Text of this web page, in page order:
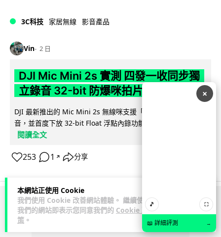
本網站正使用 Cookie
我們使用 Cookie 改善網站體驗。 繼續使用
我們的網站即表示您同意我們的 Cookie 政
策 。
3C科技 家居無線 影音產品
Vin 2 日
DJI Mic Mini 2s 實測 四發一收同步獨
立錄音 32-bit 防爆咪拍片必備
DJI 最新推出的 Mic Mini 2s 無線咪支援「四發一收」分軌錄
音，並首度下放 32-bit Float 浮點內錄功能。本文經實測其...
閱讀全文
253 1 ↗ 分享
ADVERTISEMENT
×
🎵 ⛶
📖 詳細評測 →